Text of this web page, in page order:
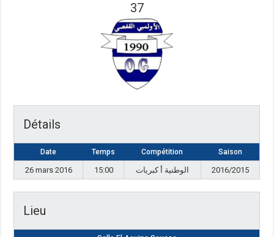
37
Détails
Date Temps Compétition Saison
26 mars 2016 15:00 الوطنية أ كبريات 2016/2015
Lieu